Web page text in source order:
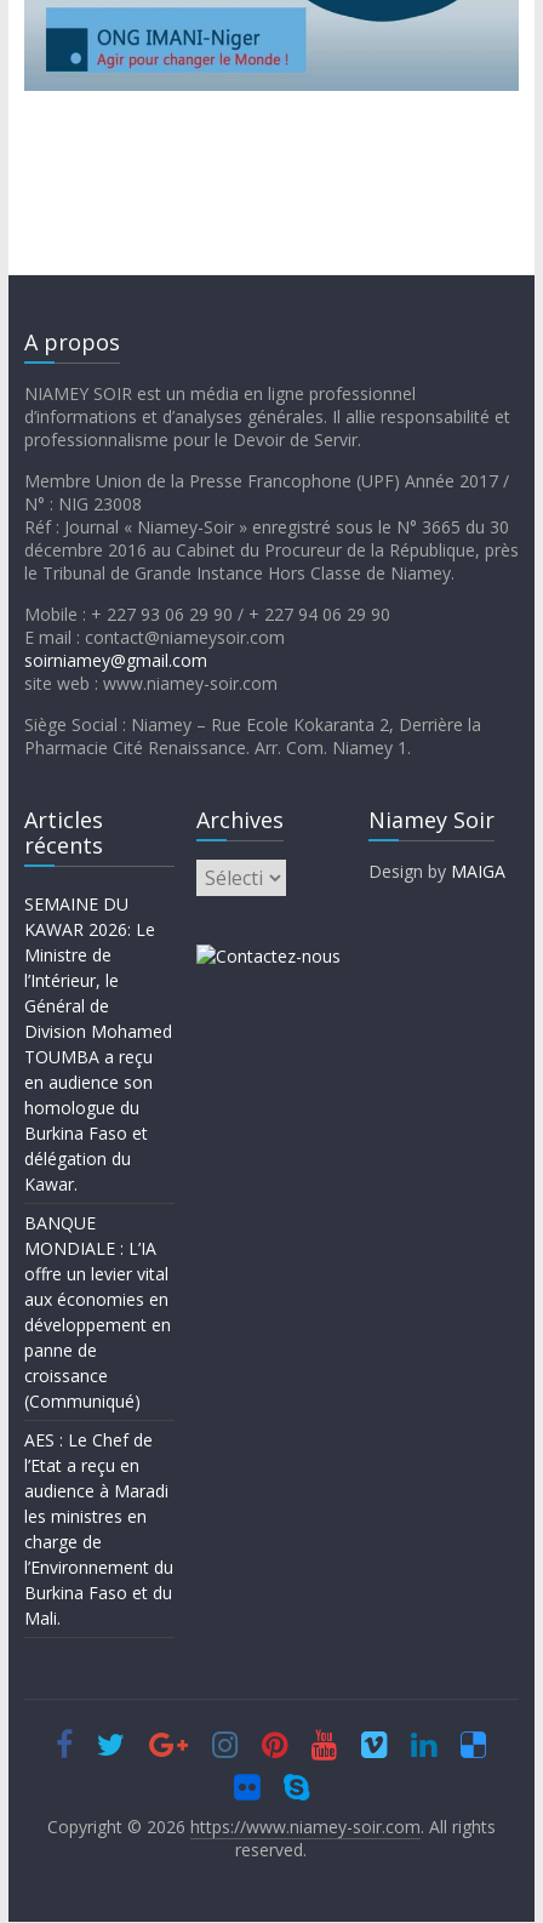
A propos
NIAMEY SOIR est un média en ligne professionnel
d’informations et d’analyses générales. Il allie responsabilité et
professionnalisme pour le Devoir de Servir.
Membre Union de la Presse Francophone (UPF) Année 2017 /
N° : NIG 23008
Réf : Journal « Niamey-Soir » enregistré sous le N° 3665 du 30
décembre 2016 au Cabinet du Procureur de la République, près
le Tribunal de Grande Instance Hors Classe de Niamey.
Mobile : + 227 93 06 29 90 / + 227 94 06 29 90
E mail : contact@niameysoir.com
soirniamey@gmail.com
site web : www.niamey-soir.com
Siège Social : Niamey – Rue Ecole Kokaranta 2, Derrière la
Pharmacie Cité Renaissance. Arr. Com. Niamey 1.
Articles
récents
SEMAINE DU
KAWAR 2026: Le
Ministre de
l’Intérieur, le
Général de
Division Mohamed
TOUMBA a reçu
en audience son
homologue du
Burkina Faso et
délégation du
Kawar.
BANQUE
MONDIALE : L’IA
offre un levier vital
aux économies en
développement en
panne de
croissance
(Communiqué)
AES : Le Chef de
l’Etat a reçu en
audience à Maradi
les ministres en
charge de
l’Environnement du
Burkina Faso et du
Mali.
Archives Niamey Soir
Design by MAIGA
Copyright © 2026 https://www.niamey-soir.com. All rights
reserved.